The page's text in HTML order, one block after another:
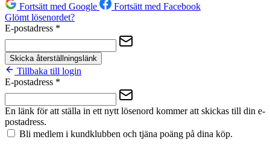
Fortsätt med Google
Fortsätt med Facebook
Glömt lösenordet?
E-postadress *
Skicka återställningslänk
Tillbaka till login
E-postadress *
En länk för att ställa in ett nytt lösenord kommer att skickas till din e-
postadress.
Bli medlem i kundklubben och tjäna poäng på dina köp.